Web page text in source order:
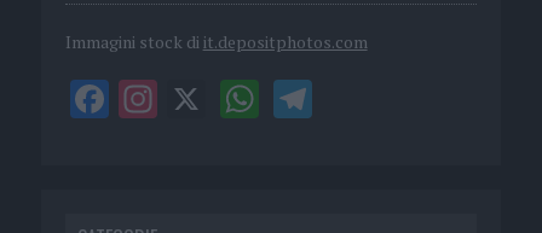
Immagini stock di it.depositphotos.com